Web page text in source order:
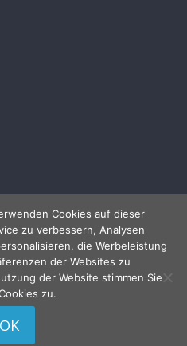
Cookies auf dieser
zu verbessern, Analysen
die Werbeleistung
der Websites zu
der Website stimmen Sie
zu.
OK